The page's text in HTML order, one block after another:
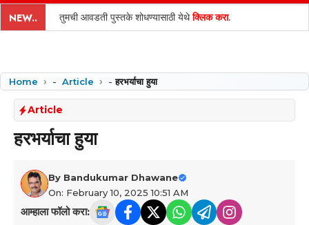
content
NEW.. तुमची आवडती पुस्तके शोधण्यासाठी येथेक्लिक करा.
Home - Article -हरभर्याचा हुया
Article
हरभर्याचा हुया
By Bandukumar Dhawane
On: February 10, 2025 10:51 AM
आम्हाला फॉलो करा: